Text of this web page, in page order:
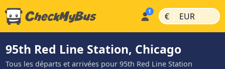
€ | EUR |
95th Red Line Station, Chicago
Tous les départs et arrivées pour 95th Red Line Station